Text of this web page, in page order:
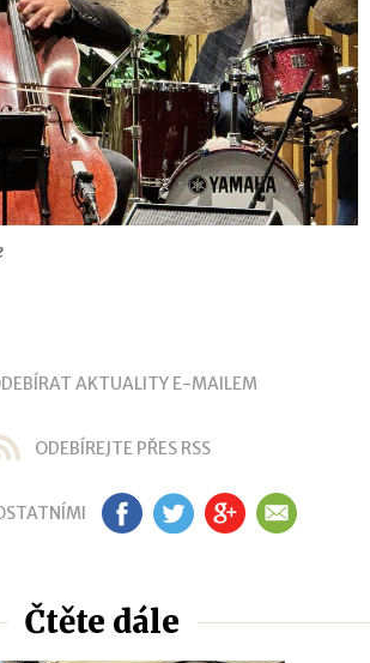
AKTUALITY E-MAILEM
ODEBÍREJTE PŘES RSS
FB TW GP EM
Čtěte dále